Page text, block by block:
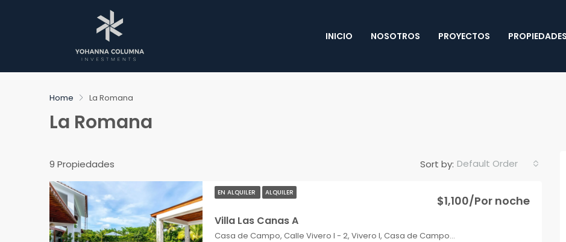
INICIO NOSOTROS PROYECTOS PROPIEDADES
Home La Romana
La Romana
9 Propiedades Sort by: Default Order
EN ALQUILER ALQUILER
Villa Las Canas A
$1,100/Por noche
Casa de Campo, Calle Vivero I - 2, Vivero I, Casa de Campo, La Romana, 22000, República Dominicana